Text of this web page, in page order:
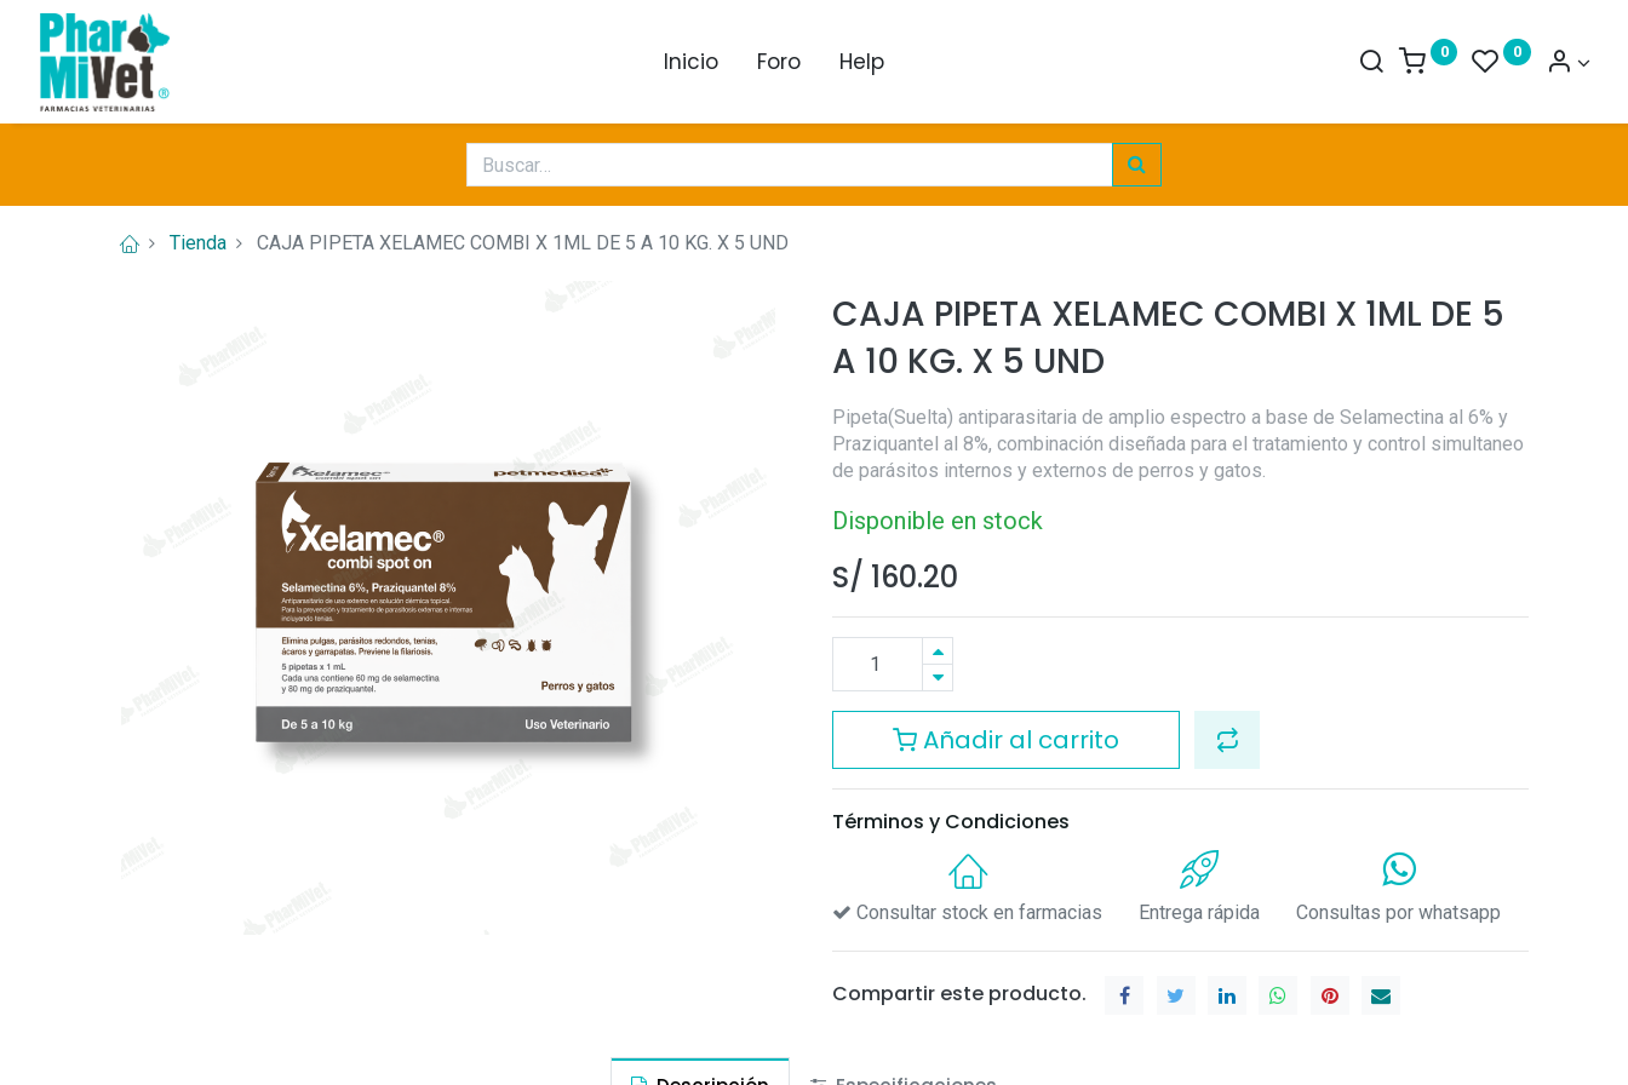
Inicio Foro Help 0 0
Tienda CAJA PIPETA XELAMEC COMBI X 1ML DE 5 A 10 KG. X 5 UND
CAJA PIPETA XELAMEC COMBI X 1ML DE 5
A 10 KG. X 5 UND
Pipeta(Suelta) antiparasitaria de amplio espectro a base de Selamectina al 6% y
Praziquantel al 8%, combinación diseñada para el tratamiento y control simultaneo
de parásitos internos y externos de perros y gatos.
Disponible en stock
S/ 160.20
Añadir al carrito
Términos y Condiciones
Consultar stock en farmacias Entrega rápida Consultas por whatsapp
Compartir este producto.